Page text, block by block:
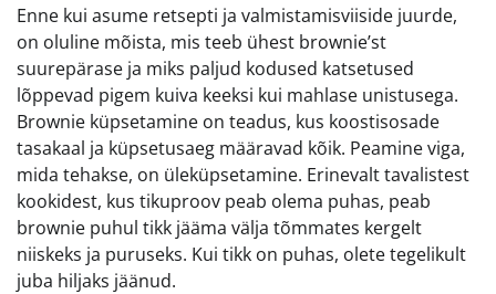
Enne kui asume retsepti ja valmistamisviiside juurde,
on oluline mõista, mis teeb ühest brownie’st
suurepärase ja miks paljud kodused katsetused
lõppevad pigem kuiva keeksi kui mahlase unistusega.
Brownie küpsetamine on teadus, kus koostisosade
tasakaal ja küpsetusaeg määravad kõik. Peamine viga,
mida tehakse, on üleküpsetamine. Erinevalt tavalistest
kookidest, kus tikuproov peab olema puhas, peab
brownie puhul tikk jääma välja tõmmates kergelt
niiskeks ja puruseks. Kui tikk on puhas, olete tegelikult
juba hiljaks jäänud.